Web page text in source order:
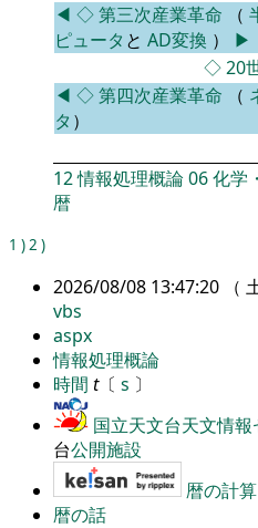
◀ ◇第三次産業革命 （
ピュータ と AD変換 ） ▶
◇20
◀ ◇第四次産業革命 （
タ ）
12情報処理概論06化学
暦
1 ) 2 )
2026/08/08 13:47:20 （ 土
vbs
aspx
情報処理概論
時間 t〔 s 〕
国立天文台天文情
台公開施設
暦の計算
暦の話